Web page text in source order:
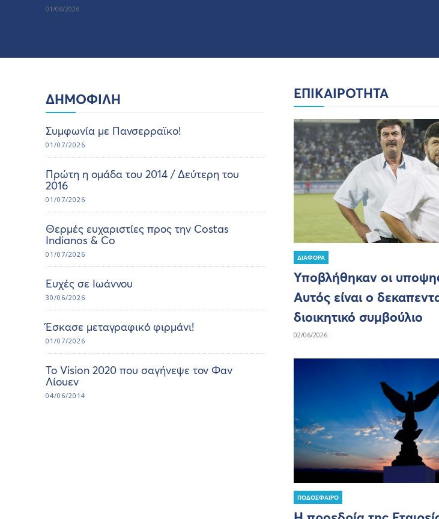
01/06/2026
ΔΗΜΟΦΙΛΗ
Συμφωνία με Πανσερραϊκο!
01/07/2026
Πρώτη η ομάδα του 2014 / Δεύτερη του
2016
01/07/2026
Θερμές ευχαριστίες προς την Costas
Indianos & Co
01/07/2026
Ευχές σε Ιωάννου
30/06/2026
Έσκασε μεταγραφικό φιρμάνι!
01/07/2026
Το Vision 2020 που σαγήνεψε τον Φαν
Λίουεν
04/06/2014
ΕΠΙΚΑΙΡΟΤΗΤΑ
ΔΙΑΦΟΡΑ
Υποβλήθηκαν οι
Αυτός είναι ο
διοικητικό συμβούλιο
02/06/2026
ΠΟΔΟΣΦΑΙΡΟ